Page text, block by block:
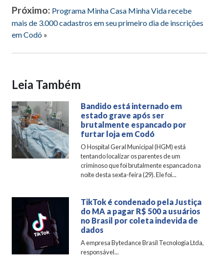
Próximo: Programa Minha Casa Minha Vida recebe
mais de 3.000 cadastros em seu primeiro dia de inscrições
em Codó »
Leia Também
Bandido está internado em
estado grave após ser
brutalmente espancado por
furtar loja em Codó
O Hospital Geral Municipal (HGM) está
tentando localizar os parentes de um
criminoso que foi brutalmente espancado na
noite desta sexta-feira (29). Ele foi...
TikTok é condenado pela Justiça
do MA a pagar R$ 500 a usuários
no Brasil por coleta indevida de
dados
A empresa Bytedance Brasil Tecnologia Ltda,
responsável...